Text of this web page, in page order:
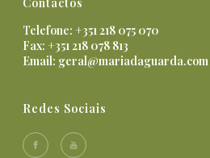
Contactos
Telefone: +351 218 075 070
Fax: +351 218 078 813
Email: geral@mariadaguarda.com
Redes Sociais